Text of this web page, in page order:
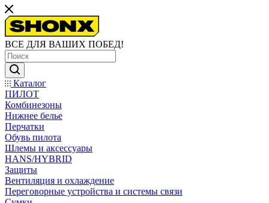
ВСЕ ДЛЯ ВАШИХ ПОБЕД!
Каталог
ПИЛОТ
Комбинезоны
Нижнее белье
Перчатки
Обувь пилота
Шлемы и аксессуары
HANS/HYBRID
Защиты
Вентиляция и охлаждение
Переговорные устройства и системы связи